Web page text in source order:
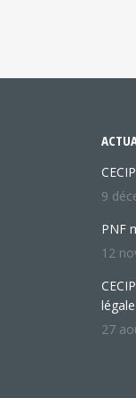
9
PNF
12
légale
27